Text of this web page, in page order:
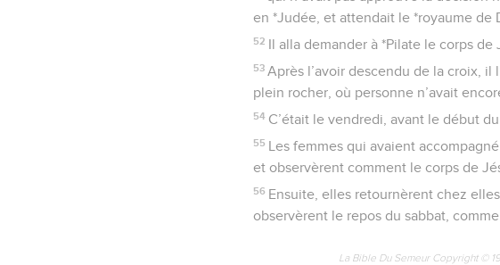
en *Judée, et attendait le *royaume de
52 Il alla demander à *Pilate le corps de
53 Après l’avoir descendu de la croix,
plein rocher, où personne n’avait
54 C’était le vendredi, avant le début du
55 Les femmes qui avaient
et observèrent comment le corps de
56 Ensuite, elles retournèrent chez
observèrent le repos du sabbat,
La Bible Du Semeur Copyright ©